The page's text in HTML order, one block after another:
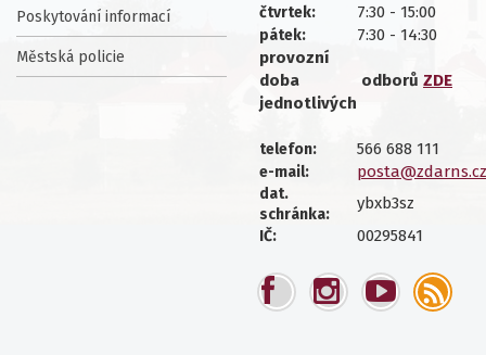
Poskytování informací
Městská policie
čtvrtek: 7:30 - 15:00
pátek:
7:30 - 14:30
provozní
doba
jednotlivých
odborů ZDE
telefon: 566 688 111
e-mail: posta@zdarns.cz
dat.
schránka:
ybxb3sz
IČ: 00295841